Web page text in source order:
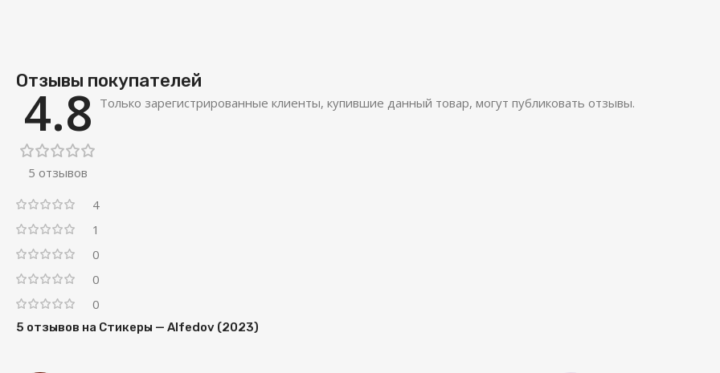
Отзывы покупателей
4.8
5 отзывов
4
1
0
0
0
5 отзывов на Стикеры — Alfedov (2023)
Только зарегистрированные клиенты, купившие данный товар, могут публиковать отзывы.